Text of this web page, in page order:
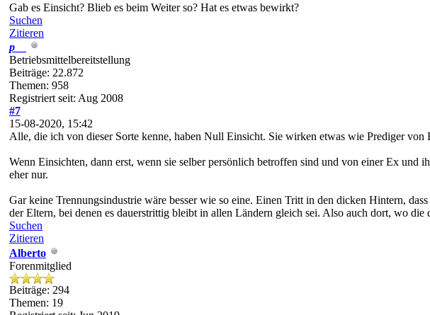
Gab es Einsicht? Blieb es beim Weiter so? Hat es etwas bewirkt?
Suchen
Zitieren
p__
Betriebsmittelbereitstellung
Beiträge: 22.872
Themen: 958
Registriert seit: Aug 2008
#7
15-08-2020, 15:42
Alle, die ich von dieser Sorte kenne, haben Null Einsicht. Sie wirken etwas wie Prediger
Wenn Einsichten, dann erst, wenn sie selber persönlich betroffen sind und von einer Ex und
eher nur.
Gar keine Trennungsindustrie wäre besser wie so eine. Einen Tritt in den dicken Hintern,
der Eltern, bei denen es dauerstrittig bleibt in allen Ländern gleich sei. Also auch dort, wo
Suchen
Zitieren
Alberto
Forenmitglied
Beiträge: 294
Themen: 19